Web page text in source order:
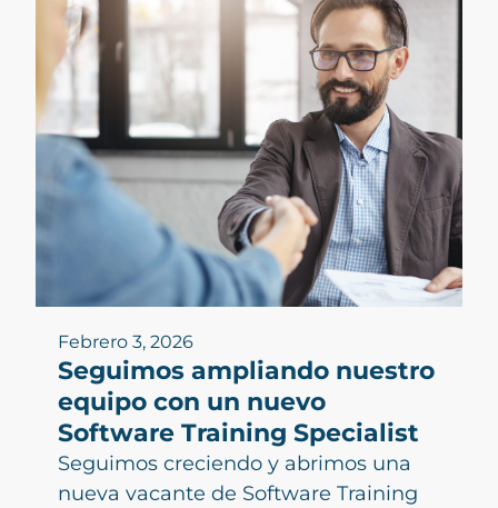
Febrero 3, 2026
Seguimos ampliando nuestro
equipo con un nuevo
Software Training Specialist
Seguimos creciendo y abrimos una
nueva vacante de Software Training